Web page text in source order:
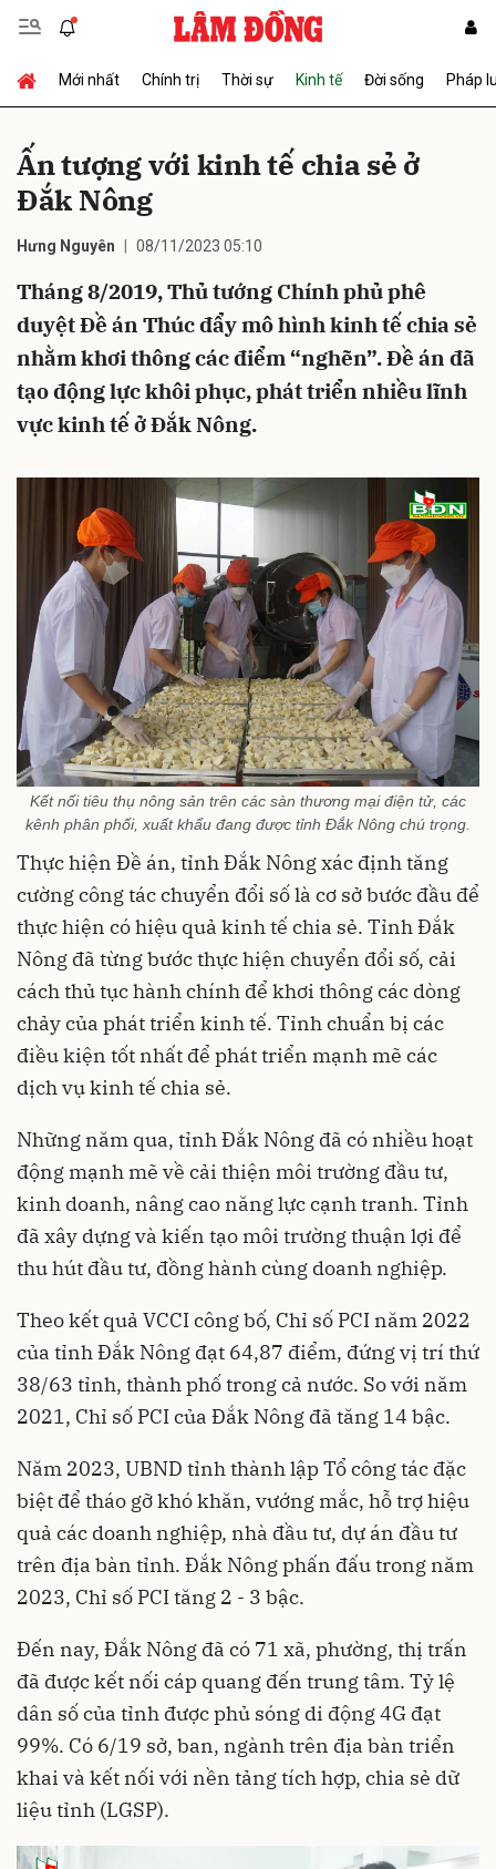
Mới nhất Chính trị Thời sự Kinh tế Đời sống Pháp
Ấn tượng với kinh tế chia sẻ ở
Đắk Nông
Hưng Nguyên 08/11/2023 05:10
Tháng 8/2019, Thủ tướng Chính phủ phê
duyệt Đề án Thúc đẩy mô hình kinh tế chia sẻ
nhằm khơi thông các điểm “nghẽn”. Đề án đã
tạo động lực khôi phục, phát triển nhiều lĩnh
vực kinh tế ở Đắk Nông.
Kết nối tiêu thụ nông sản trên các sàn thương mại điện tử, các
kênh phân phối, xuất khẩu đang được tỉnh Đắk Nông chú trọng.
Thực hiện Đề án, tỉnh Đắk Nông xác định tăng
cường công tác chuyển đổi số là cơ sở bước đầu để
thực hiện có hiệu quả kinh tế chia sẻ. Tỉnh Đắk
Nông đã từng bước thực hiện chuyển đổi số, cải
cách thủ tục hành chính để khơi thông các dòng
chảy của phát triển kinh tế. Tỉnh chuẩn bị các
điều kiện tốt nhất để phát triển mạnh mẽ các
dịch vụ kinh tế chia sẻ.
Những năm qua, tỉnh Đắk Nông đã có nhiều hoạt
động mạnh mẽ về cải thiện môi trường đầu tư,
kinh doanh, nâng cao năng lực cạnh tranh. Tỉnh
đã xây dựng và kiến tạo môi trường thuận lợi để
thu hút đầu tư, đồng hành cùng doanh nghiệp.
Theo kết quả VCCI công bố, Chỉ số PCI năm 2022
của tỉnh Đắk Nông đạt 64,87 điểm, đứng vị trí thứ
38/63 tỉnh, thành phố trong cả nước. So với năm
2021, Chỉ số PCI của Đắk Nông đã tăng 14 bậc.
Năm 2023, UBND tỉnh thành lập Tổ công tác đặc
biệt để tháo gỡ khó khăn, vướng mắc, hỗ trợ hiệu
quả các doanh nghiệp, nhà đầu tư, dự án đầu tư
trên địa bàn tỉnh. Đắk Nông phấn đấu trong năm
2023, Chỉ số PCI tăng 2 - 3 bậc.
Đến nay, Đắk Nông đã có 71 xã, phường, thị trấn
đã được kết nối cáp quang đến trung tâm. Tỷ lệ
dân số của tỉnh được phủ sóng di động 4G đạt
99%. Có 6/19 sở, ban, ngành trên địa bàn triển
khai và kết nối với nền tảng tích hợp, chia sẻ dữ
liệu tỉnh (LGSP).
Gửi bình luận
Hủy Gửi